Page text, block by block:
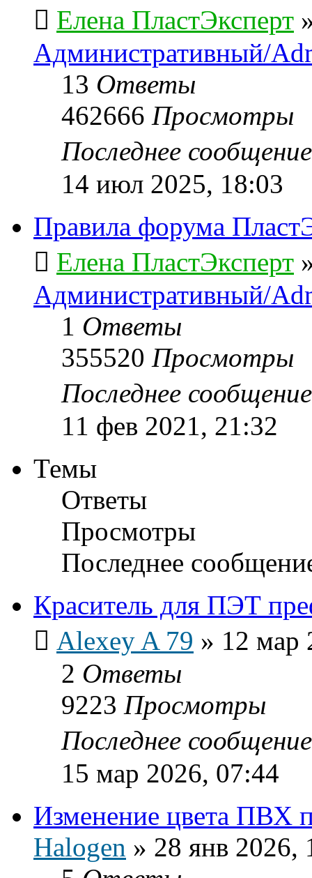
Елена ПластЭксперт
Административный/
13 Ответы
462666 Просмотры
Последнее
14 июл 2025, 18:03
Правила форума
Елена ПластЭксперт
Административный/
1 Ответы
355520 Просмотры
Последнее
11 фев 2021, 21:32
Темы
Ответы
Просмотры
Последнее
Краситель для ПЭТ
Alexey A 79 » 12 мар
2 Ответы
9223 Просмотры
Последнее
15 мар 2026, 07:44
Изменение цвета ПВХ
Halogen » 28 янв 2026,